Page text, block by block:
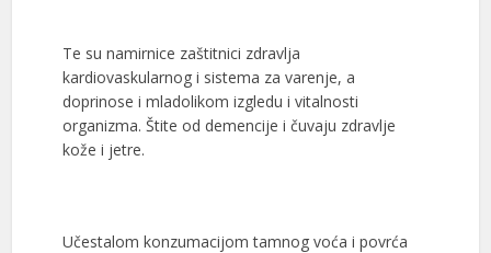
Te su namirnice zaštitnici zdravlja
kardiovaskularnog i sistema za varenje, a
doprinose i mladolikom izgledu i vitalnosti
organizma. Štite od demencije i čuvaju zdravlje
kože i jetre.
Učestalom konzumacijom tamnog voća i povrća